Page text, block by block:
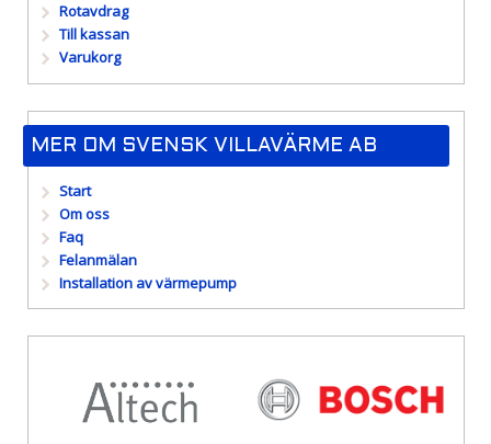
Rotavdrag
Till kassan
Varukorg
MER OM SVENSK VILLAVÄRME AB
Start
Om oss
Faq
Felanmälan
Installation av värmepump